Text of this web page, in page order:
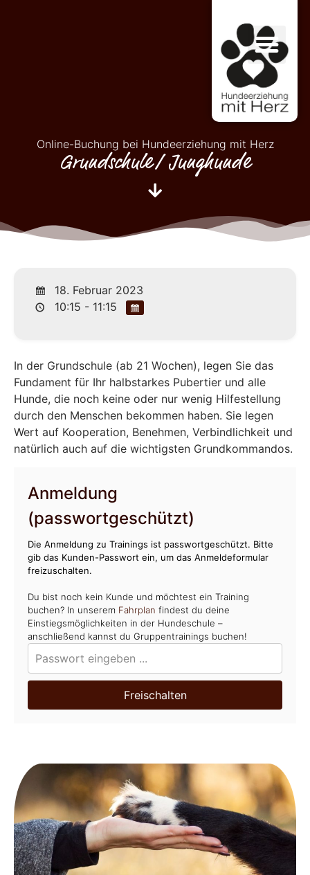
Online-Buchung bei Hundeerziehung mit Herz
Grundschule/ Junghunde
18. Februar 2023
10:15 - 11:15
In der Grundschule (ab 21 Wochen), legen Sie das
Fundament für Ihr halbstarkes Pubertier und alle
Hunde, die noch keine oder nur wenig Hilfestellung
durch den Menschen bekommen haben. Sie legen
Wert auf Kooperation, Benehmen, Verbindlichkeit und
natürlich auch auf die wichtigsten Grundkommandos.
Anmeldung
(passwortgeschützt)
Die Anmeldung zu Trainings ist passwortgeschützt. Bitte
gib das Kunden-Passwort ein, um das Anmeldeformular
freizuschalten.
Du bist noch kein Kunde und möchtest ein Training
buchen? In unserem Fahrplan findest du deine
Einstiegsmöglichkeiten in der Hundeschule –
anschließend kannst du Gruppentrainings buchen!
Freischalten